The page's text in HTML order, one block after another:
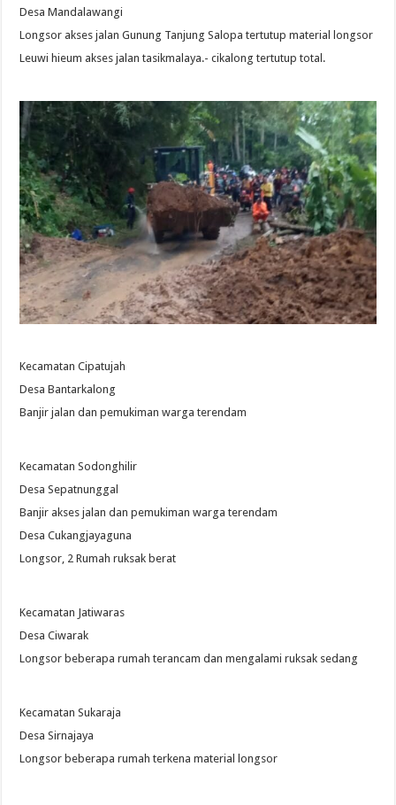
Desa Mandalawangi
Longsor akses jalan Gunung Tanjung Salopa tertutup material longsor
Leuwi hieum akses jalan tasikmalaya.- cikalong tertutup total.
Kecamatan Cipatujah
Desa Bantarkalong
Banjir jalan dan pemukiman warga terendam
Kecamatan Sodonghilir
Desa Sepatnunggal
Banjir akses jalan dan pemukiman warga terendam
Desa Cukangjayaguna
Longsor, 2 Rumah ruksak berat
Kecamatan Jatiwaras
Desa Ciwarak
Longsor beberapa rumah terancam dan mengalami ruksak sedang
Kecamatan Sukaraja
Desa Sirnajaya
Longsor beberapa rumah terkena material longsor